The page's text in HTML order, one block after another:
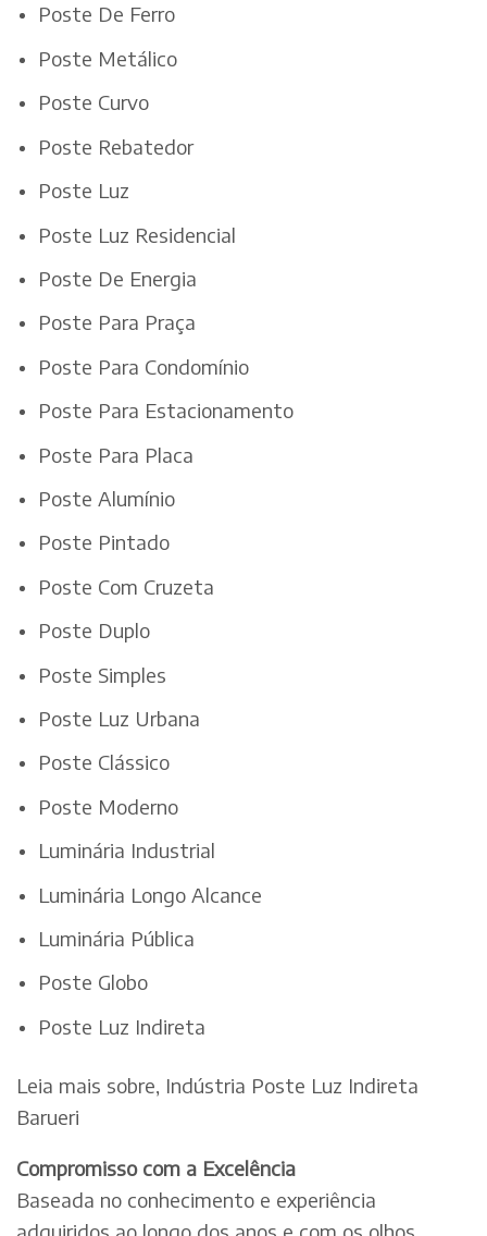
Poste De Ferro
Poste Metálico
Poste Curvo
Poste Rebatedor
Poste Luz
Poste Luz Residencial
Poste De Energia
Poste Para Praça
Poste Para Condomínio
Poste Para Estacionamento
Poste Para Placa
Poste Alumínio
Poste Pintado
Poste Com Cruzeta
Poste Duplo
Poste Simples
Poste Luz Urbana
Poste Clássico
Poste Moderno
Luminária Industrial
Luminária Longo Alcance
Luminária Pública
Poste Globo
Poste Luz Indireta
Leia mais sobre, Indústria Poste Luz Indireta
Barueri
Compromisso com a Excelência
Baseada no conhecimento e experiência